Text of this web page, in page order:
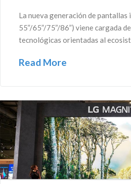
La nueva generación de pantallas
55”/65”/75”/86”) viene cargada
tecnológicas orientadas al
Read More